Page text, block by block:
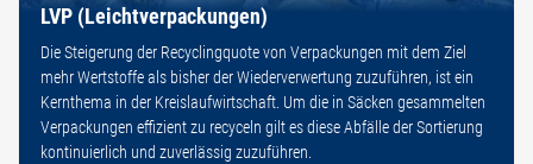
LVP (Leichtverpackungen)
Die Steigerung der Recyclingquote von Verpackungen mit dem Ziel
mehr Wertstoffe als bisher der Wiederverwertung zuzuführen, ist ein
Kernthema in der Kreislaufwirtschaft. Um die in Säcken gesammelten
Verpackungen effizient zu recyceln gilt es diese Abfälle der Sortierung
kontinuierlich und zuverlässig zuzuführen.